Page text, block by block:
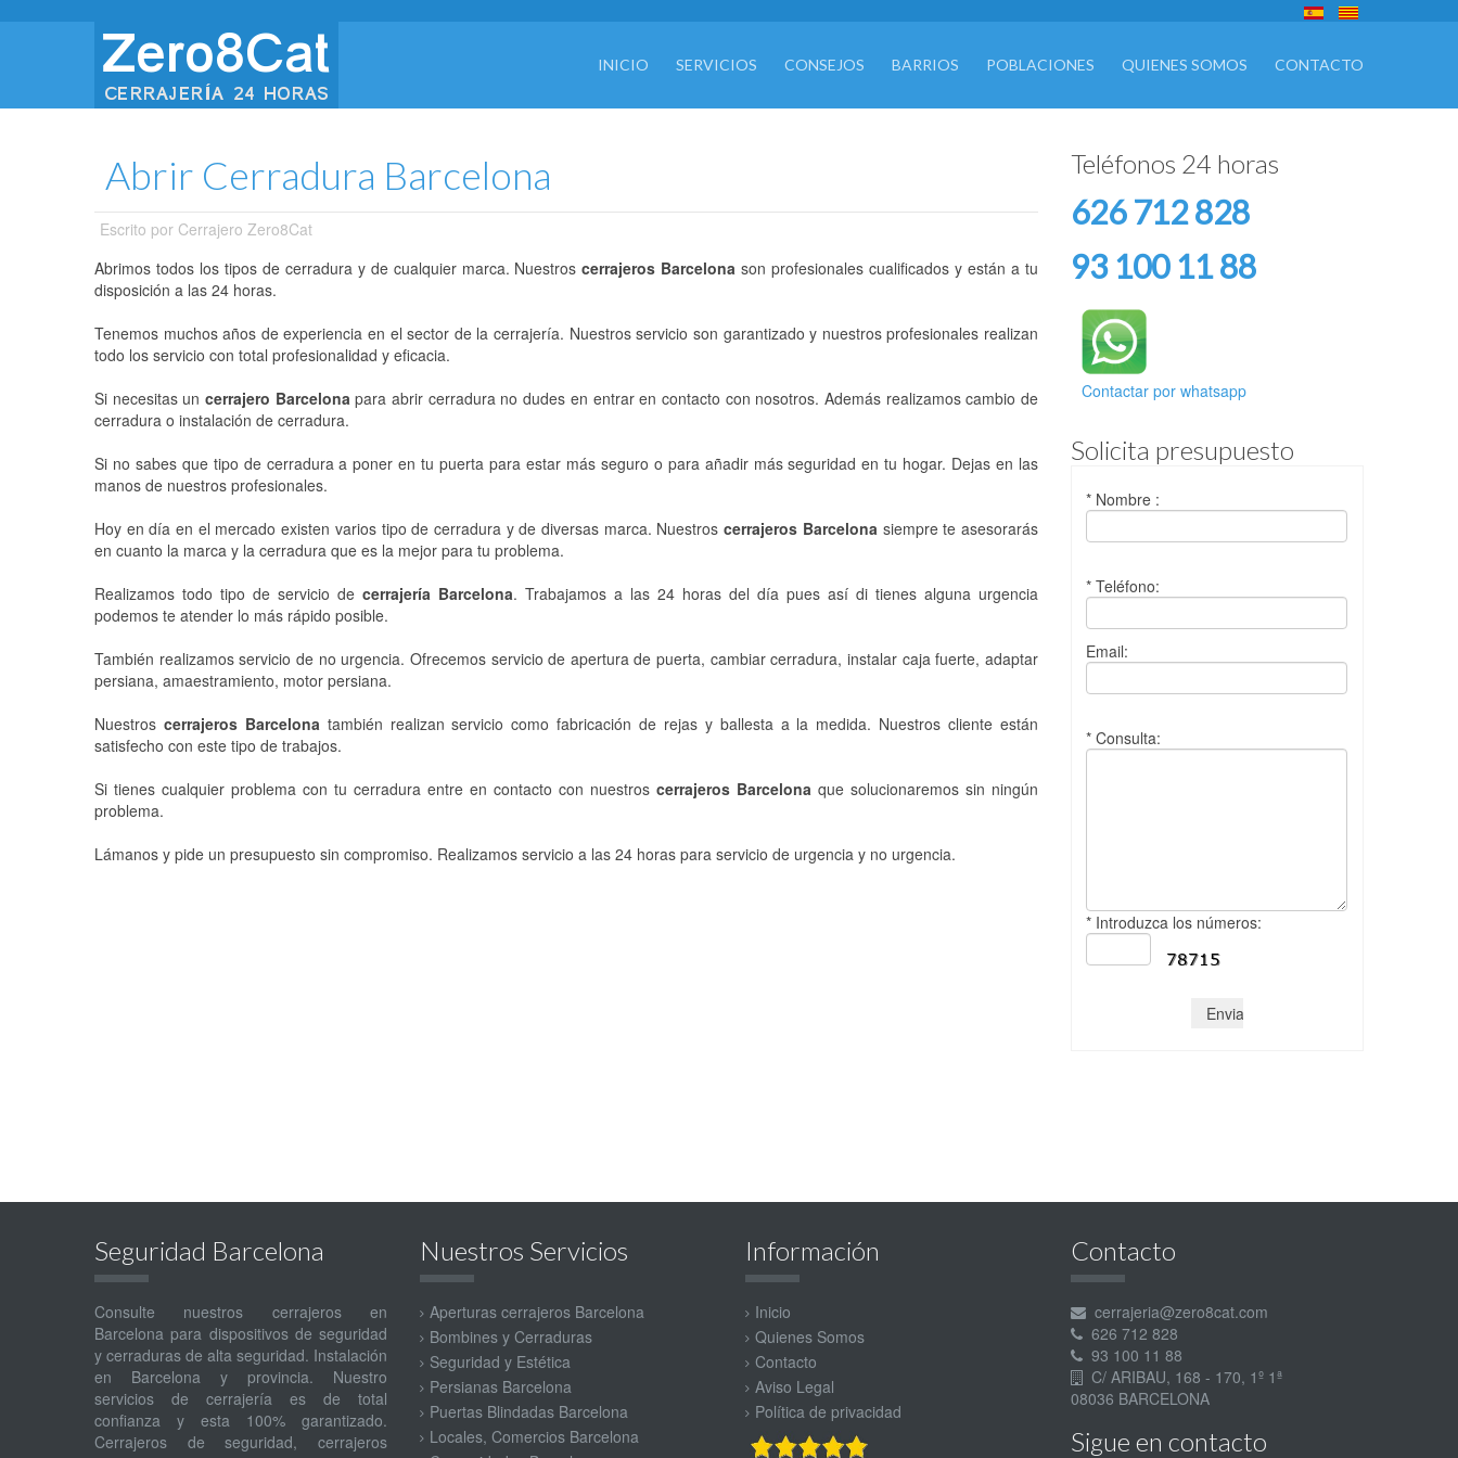
INICIO SERVICIOS CONSEJOS BARRIOS POBLACIONES QUIENES SOMOS CONTACTO
Abrir Cerradura Barcelona
Escrito por Cerrajero Zero8Cat
Abrimos todos los tipos de cerradura y de cualquier marca. Nuestroscerrajeros Barcelona son profesionales cualificados y están a tu
disposición a las 24 horas.
Tenemos muchos años de experiencia en el sector de la cerrajería. Nuestros servicio son garantizado y nuestros profesionales realizan
todo los servicio con total profesionalidad y eficacia.
Si necesitas uncerrajero Barcelonapara abrir cerradura no dudes en entrar en contacto con nosotros. Además realizamos cambio de
cerradura o instalación de cerradura.
Si no sabes que tipo de cerradura a poner en tu puerta para estar más seguro o para añadir más seguridad en tu hogar. Dejas en las
manos de nuestros profesionales.
Hoy en día en el mercado existen varios tipo de cerradura y de diversas marca. Nuestroscerrajeros Barcelonasiempre te asesorarás
en cuanto la marca y la cerradura que es la mejor para tu problema.
Realizamos todo tipo de servicio de cerrajería Barcelona. Trabajamos a las 24 horas del día pues así di tienes alguna urgencia
podemos te atender lo más rápido posible.
También realizamos servicio de no urgencia. Ofrecemos servicio de apertura de puerta, cambiar cerradura, instalar caja fuerte, adaptar
persiana, amaestramiento, motor persiana.
Nuestros cerrajeros Barcelonatambién realizan servicio como fabricación de rejas y ballesta a la medida. Nuestros cliente están
satisfecho con este tipo de trabajos.
Si tienes cualquier problema con tu cerradura entre en contacto con nuestros cerrajeros Barcelona que solucionaremos sin ningún
problema.
Lámanos y pide un presupuesto sin compromiso. Realizamos servicio a las 24 horas para servicio de urgencia y no urgencia.
Teléfonos 24 horas
626 712 828
93 100 11 88
Contactar por whatsapp
Solicita presupuesto
* Nombre :
* Teléfono:
Email:
* Consulta:
* Introduzca los números:
Seguridad Barcelona
Consulte nuestros cerrajeros en
Barcelona para dispositivos de seguridad
y cerraduras de alta seguridad. Instalación
en Barcelona y provincia. Nuestro
servicios de cerrajería es de total
confianza y esta 100% garantizado.
Cerrajeros de seguridad, cerrajeros
Nuestros Servicios
Aperturas cerrajeros Barcelona
Bombines y Cerraduras
Seguridad y Estética
Persianas Barcelona
Puertas Blindadas Barcelona
Locales, Comercios Barcelona
Información
Inicio
Quienes Somos
Contacto
Aviso Legal
Política de privacidad
Contacto
cerrajeria@zero8cat.com
626 712 828
93 100 11 88
C/ ARIBAU, 168 - 170, 1º 1ª
08036 BARCELONA
Sigue en contacto